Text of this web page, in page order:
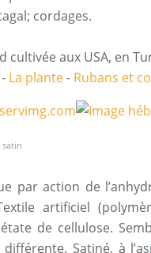
tagal; cordages.
cultivée aux USA, en
- La plante- Rubans et
satin
par action de
artificiel
de cellulose.
Satiné, à